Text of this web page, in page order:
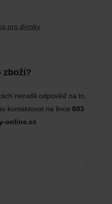
pro dýmky
zboží?
nenašli odpověď na to,
kontaktovat na lince 603
online.cz